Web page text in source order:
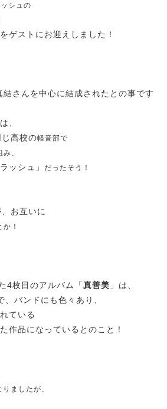
シュ の
ゲストにお迎えしました！
さんを中心に結成されたとの事です
、
高校の軽音部で
、
ッシュ」 だったそう！
お互いに
！
4枚目のアルバム「真善美 」は、
バンドにも色々あり、
ている
作品になっているとのこと！
りましたが、